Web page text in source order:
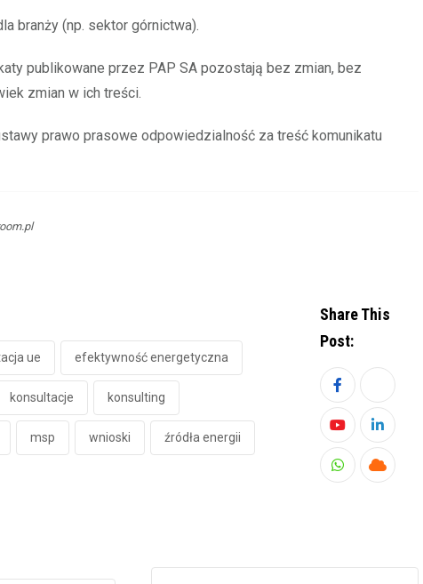
branży (np. sektor górnictwa).
publikowane przez PAP SA pozostają bez zmian, bez
zmian w ich treści.
prawo prasowe odpowiedzialność za treść komunikatu
ue efektywność energetyczna
konsultacje konsulting
msp wnioski źródła energii
Share This
Post:
YoutubeLinkedIn
Whatsapp
Cloud